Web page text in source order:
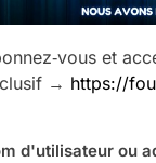
et
→ https://
d'utilisateur ou